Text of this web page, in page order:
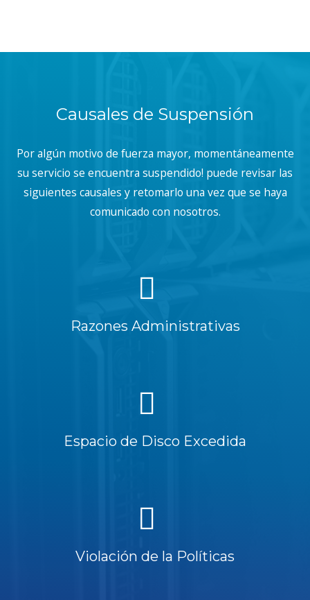
Causales de Suspensión
Por algún motivo de fuerza mayor, momentáneamente
su servicio se encuentra suspendido! puede revisar las
siguientes causales y retomarlo una vez que se haya
comunicado con nosotros.
Razones Administrativas
Espacio de Disco Excedida
Violación de la Políticas